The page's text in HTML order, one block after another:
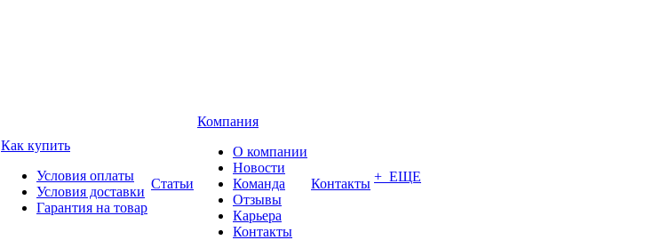
Как купить
Условия оплаты
Условия доставки
Гарантия на товар
Статьи
Компания
О компании
Новости
Команда
Отзывы
Карьера
Контакты
Контакты + ЕЩЕ